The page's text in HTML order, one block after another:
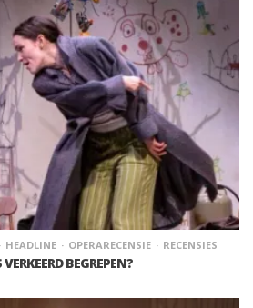
HEADLINE OPERARECENSIE RECENSIES
BEGREPEN?